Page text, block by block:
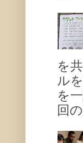
を
ル
を
回